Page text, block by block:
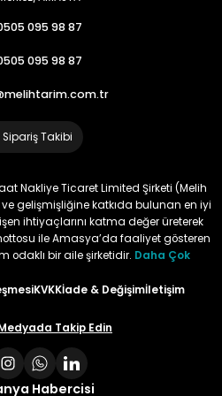
095 98 87
095 98 87
Sipariş Takibi
Nakliye Ticaret Limited Şirketi (Melih
gelişmişliğine katkıda bulunan en iyi
ihtiyaçlarını katma değer üreterek
ile Amasya’da faaliyet gösteren
odaklı bir aile şirketidir. Daha Çok
KVKKİade & Değişimİletişim
Takip Edin
Habercisi